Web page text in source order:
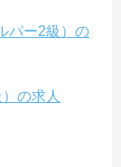
パー2級）の
の求人